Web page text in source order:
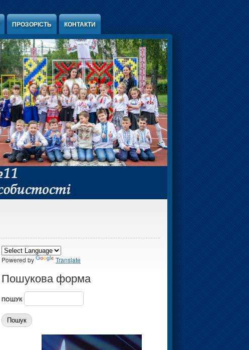
ПРОЗОРІСТЬ КОНТАКТИ
Powered by Translate
Пошукова форма
ПОШУК